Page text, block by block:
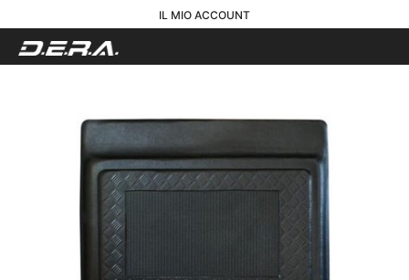
IL MIO ACCOUNT